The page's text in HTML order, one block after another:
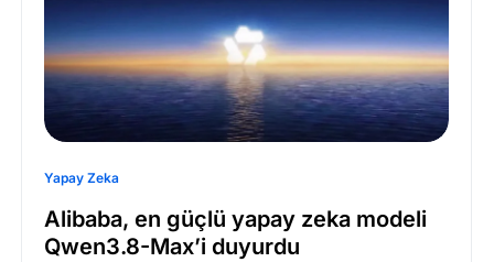
Yapay Zeka
Alibaba, en güçlü yapay zeka modeli
Qwen3.8-Max’i duyurdu